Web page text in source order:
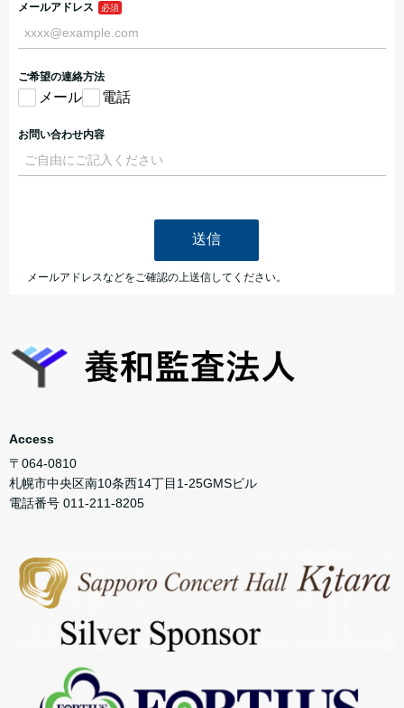
Access
〒064-0810
札幌市中央区南10条西14丁目1-25GMSビル
電話番号 011-211-8205